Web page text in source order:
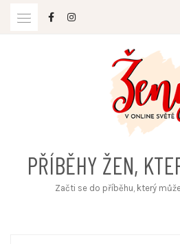
PŘÍBĚHY ŽEN,
Začti se do příběhu, který